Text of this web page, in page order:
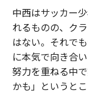
中西はサッカー
れるものの、ク
はない。それで
に本気で向き合
努力を重ねる中
かも」というと